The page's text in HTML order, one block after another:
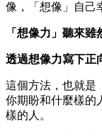
像，「想像」自己
「想像力」聽來
透過想像力寫下正
這個方法，也就是
你期盼和什麼樣的
樣的人。